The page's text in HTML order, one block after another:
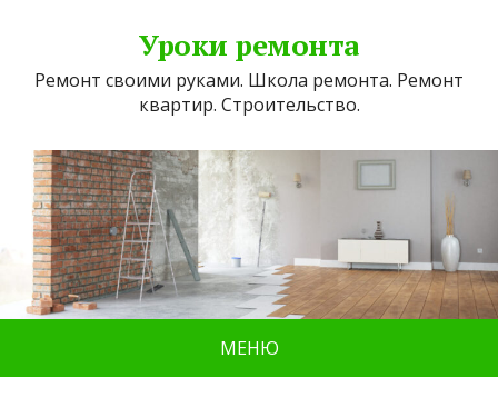
Уроки ремонта
Ремонт своими руками. Школа ремонта. Ремонт
квартир. Строительство.
МЕНЮ